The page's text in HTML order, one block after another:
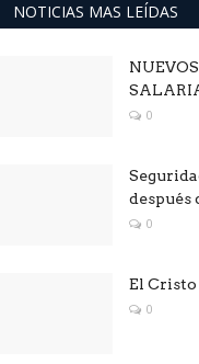
NOTICIAS MAS LEÍDAS
0
después
0
El Cristo
0